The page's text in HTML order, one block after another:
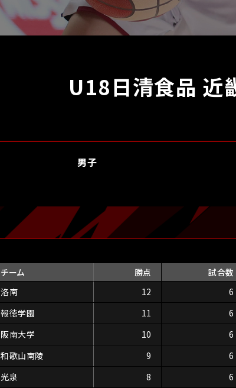
U18日清食品 近
男子
チーム 勝点 試合数
洛南 12 6
報徳学園 11 6
阪南大学 10 6
和歌山南陵 9 6
光泉 8 6